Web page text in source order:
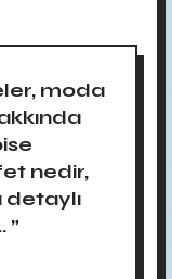
moda
nedir,
detaylı
”